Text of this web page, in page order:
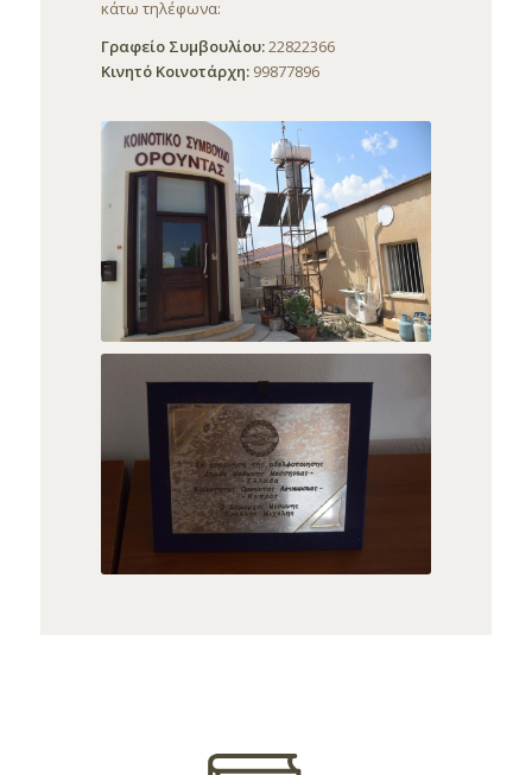
κάτω τηλέφωνα:
Γραφείο Συμβουλίου:22822366
Κινητό Κοινοτάρχη:99877896